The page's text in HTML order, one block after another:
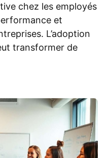
chez les employés
et
L’adoption
transformer de